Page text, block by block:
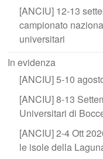
[ANCIU] 12-13
campionato
universitari
In evidenza
[ANCIU] 5-10
[ANCIU] 8-13
Universitari di
[ANCIU] 2-4 Ott
le isole della